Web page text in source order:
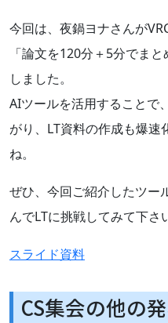
今回は、夜鍋ヨナさんが
「論文を120分＋5分でま
しました。
AIツールを活用することで
がり、LT資料の作成も爆速
ね。
ぜひ、今回ご紹介したツー
んでLTに挑戦してみて下さ
スライド資料
CS集会の他の